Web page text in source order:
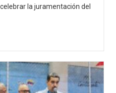
la juramentación del